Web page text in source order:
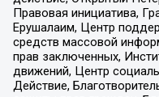
Правовая инициатива,
Ерушалаим, Центр
средств массовой
прав заключенных,
движений, Центр
Действие,